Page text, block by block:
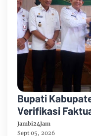
Bupati
Verifikasi
Tahun 2026-2031
Jambi24Jam
Sept 05, 2026